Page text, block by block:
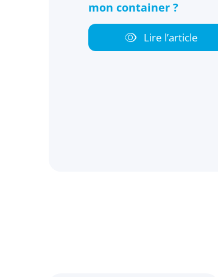
mon container ?
Lire l’article